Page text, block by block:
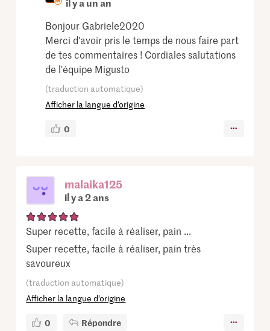
Bonjour Gabriele2020
Merci d'avoir pris le temps de nous faire part
de tes commentaires ! Cordiales salutations
de l'équipe Migusto
(traduction automatique)
Afficher la langue d’origine
0
malaika125
il y a 2 ans
Super recette, facile à réaliser, pain ...
Super recette, facile à réaliser, pain très
savoureux
(traduction automatique)
Afficher la langue d’origine
0 Répondre